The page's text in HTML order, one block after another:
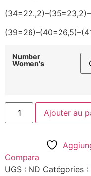
Number
Women's
Ajouter au
Compara
UGS : ND Catégories :